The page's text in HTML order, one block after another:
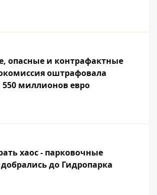
опасные и контрафактные
оштрафовала
550 миллионов евро
хаос - парковочные
до Гидропарка